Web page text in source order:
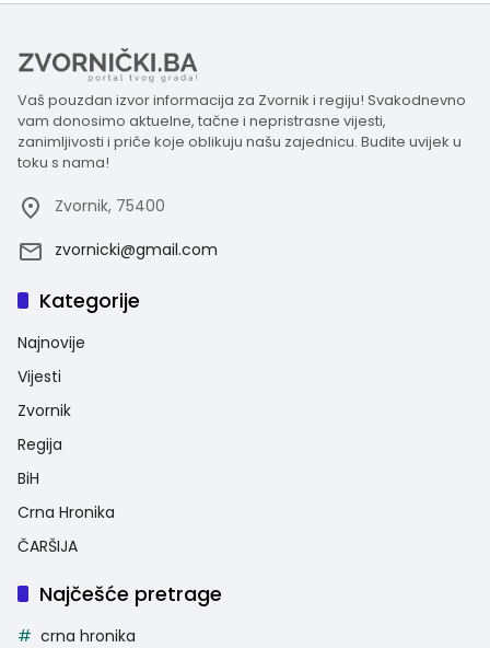
Vaš pouzdan izvor informacija za Zvornik i regiju! Svakodnevno
vam donosimo aktuelne, tačne i nepristrasne vijesti,
zanimljivosti i priče koje oblikuju našu zajednicu. Budite uvijek u
toku s nama!
Zvornik, 75400
zvornicki@gmail.com
Kategorije
Najnovije
Vijesti
Zvornik
Regija
BiH
Crna Hronika
ČARŠIJA
Najčešće pretrage
crna hronika